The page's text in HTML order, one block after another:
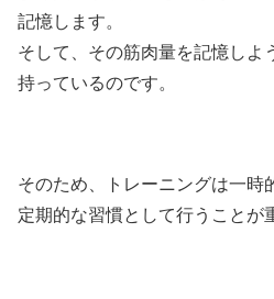
記憶します。
そして、その筋肉量を記憶しよ
持っているのです。
そのため、トレーニングは一時
定期的な習慣として行うことが